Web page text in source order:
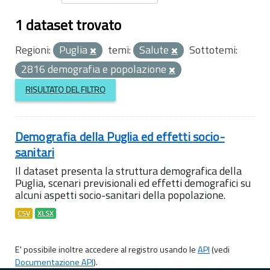
1 dataset trovato
Regioni: Puglia temi: Salute
Sottotemi:
2816 demografia e popolazione
RISULTATO DEL FILTRO
Demografia della Puglia ed effetti socio-
sanitari
Il dataset presenta la struttura demografica della
Puglia, scenari previsionali ed effetti demografici su
alcuni aspetti socio-sanitari della popolazione.
CSV XLSX
E' possibile inoltre accedere al registro usando leAPI(vedi
Documentazione API).